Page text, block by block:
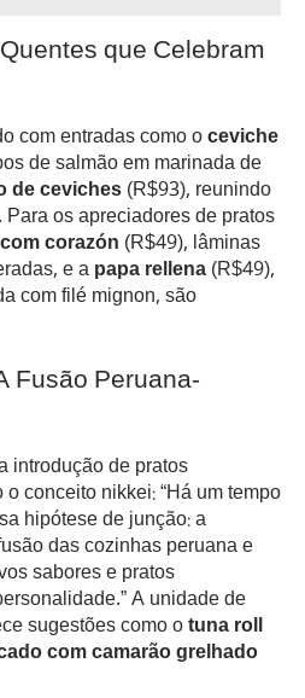
que Celebram
com entradas como oceviche
de salmão em marinada de
de ceviches(R$93), reunindo
os apreciadores de pratos
corazón (R$49), lâminas
e apapa rellena(R$49),
com filé mignon, são
Fusão Peruana-
introdução de pratos
conceito nikkei: “Há um tempo
hipótese de junção: a
das cozinhas peruana e
sabores e pratos
A unidade de
sugestões como otuna roll
com camarão grelhado